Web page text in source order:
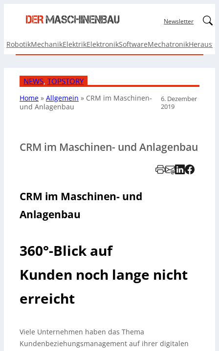
Newsletter
RobotikMechanikElektrikElektronikSoftwareMechatronik
NEWS, TOPSTORY
Home » Allgemein » CRM im Maschinen-
und Anlagenbau
6. Dezember
2019
CRM im Maschinen- und Anlagenbau
CRM im Maschinen- und
Anlagenbau
360°-Blick auf
Kunden noch lange nicht
erreicht
Viele Unternehmen haben das Thema
Kundenbeziehungsmanagement auf ihrer digitalen